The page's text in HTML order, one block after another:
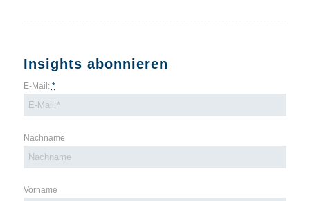
Insights abonnieren
E-Mail: *
Nachname
Vorname